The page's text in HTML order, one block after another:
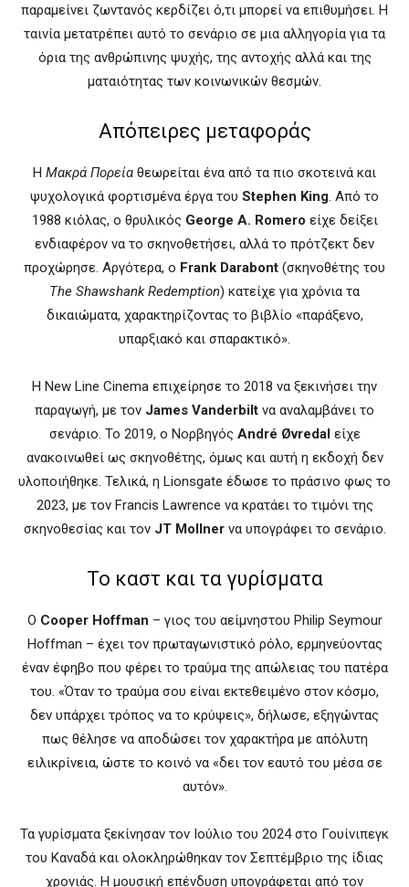
παραμείνει ζωντανός κερδίζει ό,τι μπορεί να επιθυμήσει. Η
ταινία μετατρέπει αυτό το σενάριο σε μια αλληγορία για τα
όρια της ανθρώπινης ψυχής, της αντοχής αλλά και της
ματαιότητας των κοινωνικών θεσμών.
Απόπειρες μεταφοράς
Η Μακρά Πορεία θεωρείται ένα από τα πιο σκοτεινά και
ψυχολογικά φορτισμένα έργα του Stephen King. Από το
1988 κιόλας, ο θρυλικός George A. Romero είχε δείξει
ενδιαφέρον να το σκηνοθετήσει, αλλά το πρότζεκτ δεν
προχώρησε. Αργότερα, ο Frank Darabont (σκηνοθέτης του
The Shawshank Redemption) κατείχε για χρόνια τα
δικαιώματα, χαρακτηρίζοντας το βιβλίο «παράξενο,
υπαρξιακό και σπαρακτικό».
Η New Line Cinema επιχείρησε το 2018 να ξεκινήσει την
παραγωγή, με τον James Vanderbilt να αναλαμβάνει το
σενάριο. Το 2019, ο Νορβηγός André Øvredalείχε
ανακοινωθεί ως σκηνοθέτης, όμως και αυτή η εκδοχή δεν
υλοποιήθηκε. Τελικά, η Lionsgate έδωσε το πράσινο φως το
2023, με τον Francis Lawrence να κρατάει το τιμόνι της
σκηνοθεσίας και τον JT Mollnerνα υπογράφει το σενάριο.
Το καστ και τα γυρίσματα
Ο Cooper Hoffman – γιος του αείμνηστου Philip Seymour
Hoffman – έχει τον πρωταγωνιστικό ρόλο, ερμηνεύοντας
έναν έφηβο που φέρει το τραύμα της απώλειας του πατέρα
του. «Όταν το τραύμα σου είναι εκτεθειμένο στον κόσμο,
δεν υπάρχει τρόπος να το κρύψεις», δήλωσε, εξηγώντας
πως θέλησε να αποδώσει τον χαρακτήρα με απόλυτη
ειλικρίνεια, ώστε το κοινό να «δει τον εαυτό του μέσα σε
αυτόν».
Τα γυρίσματα ξεκίνησαν τον Ιούλιο του 2024 στο Γουίνιπεγκ
του Καναδά και ολοκληρώθηκαν τον Σεπτέμβριο της ίδιας
χρονιάς. Η μουσική επένδυση υπογράφεται από τον